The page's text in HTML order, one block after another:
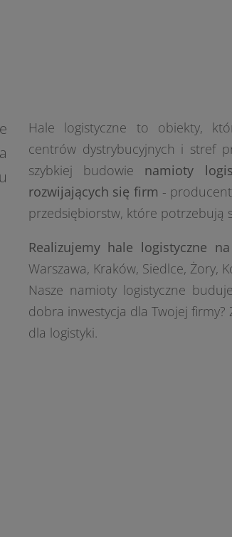
Hale logistyczne to obiekty,
centrów dystrybucyjnych i stref
szybkiej budowie namioty
rozwijających się firm -
przedsiębiorstw, które potrzebują
Realizujemy hale logistyczne
Warszawa, Kraków, Siedlce, Żory,
Nasze namioty logistyczne
dobra inwestycja dla Twojej firmy?
dla logistyki.